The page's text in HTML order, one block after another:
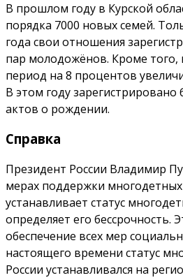
В прошлом году в Курской
порядка 7000 новых семей.
года свои отношения
пар молодожёнов. Кроме того,
период на 8 процентов
В этом году зарегистрировано
актов о рождении.
Справка
Президент России Владимир
мерах поддержки многодетных
устанавливает статус
определяет его бессрочность.
обеспечение всех мер
настоящего времени статус
России устанавливался на